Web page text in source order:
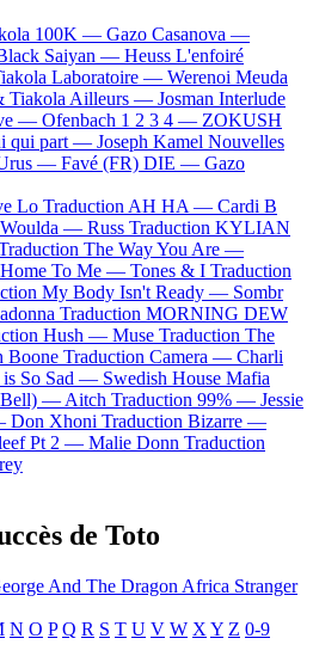
100K — Gazo Casanova —
Saiyan — Heuss L'enfoiré
Laboratoire — Werenoi Meuda
Tiakola Ailleurs — Josman Interlude
— Ofenbach 1 2 3 4 — ZOKUSH
qui part — Joseph Kamel Nouvelles
— Favé (FR) DIE — Gazo
Lo Traduction AH HA — Cardi B
Woulda — Russ Traduction KYLIAN
The Way You Are —
To Me — Tones & I Traduction
My Body Isn't Ready — Sombr
Traduction MORNING DEW
Hush — Muse Traduction The
Boone Traduction Camera — Charli
is So Sad — Swedish House Mafia
Bell) — Aitch Traduction 99% — Jessie
Don Xhoni Traduction Bizarre —
Pt 2 — Malie Donn Traduction
de Toto
And The Dragon Africa Stranger
N O P Q R S T U V W X Y Z 0-9